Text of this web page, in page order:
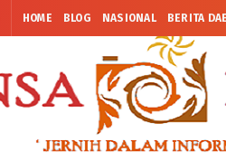
HOME BLOG NASIONAL BERITA